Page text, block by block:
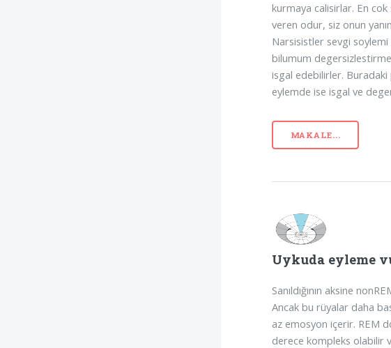
kurmaya calisirlar. En
veren odur, siz onun
Narsisistler sevgi
bilumum
isgal edebilirler.
eylemde ise isgal ve
MAKALE...
Uykuda eyleme
Sanıldığının aksine
Ancak bu rüyalar daha
az emosyon içerir. REM
derece kompleks olabilir